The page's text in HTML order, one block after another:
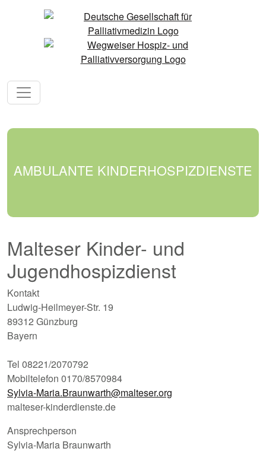
AMBULANTE KINDERHOSPIZDIENSTE
Malteser Kinder- und
Jugendhospizdienst
Kontakt
Ludwig-Heilmeyer-Str. 19
89312 Günzburg
Bayern
Tel 08221/2070792
Mobiltelefon 0170/8570984
Sylvia-Maria.Braunwarth@malteser.org
malteser-kinderdienste.de
Ansprechperson
Sylvia-Maria Braunwarth